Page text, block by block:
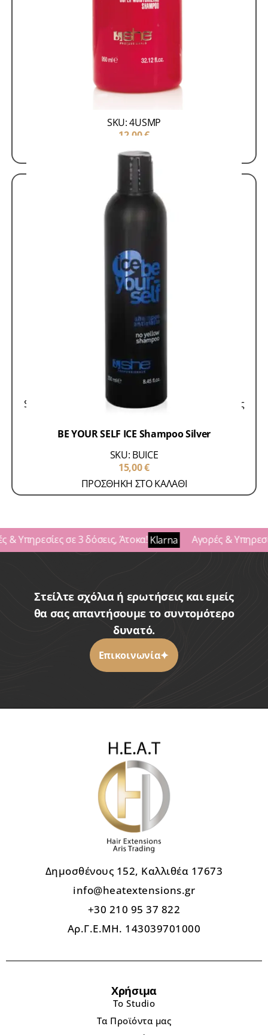
SKU: 4USMP
12,00€
ΠΡΟΣΘΗΚΗ ΣΤΟ ΚΑΛΑΘΙ
Skroutz Μάσκες - Σαμπουάν
Προϊόντα Περιποίησης
BE YOUR SELF ICE Shampoo Silver
SKU: BUICE
15,00€
ΠΡΟΣΘΗΚΗ ΣΤΟ ΚΑΛΑΘΙ
& Υπηρεσίες σε 3 δόσεις, Άτοκα!Klarna Αγορές &
Στείλτε σχόλια ή ερωτήσεις και εμείς
θα σας απαντήσουμε το συντομότερο
δυνατό.
Επικοινωνία
Δημοσθένους 152, Καλλιθέα 17673
info@heatextensions.gr
+30 210 95 37 822
Αρ.Γ.Ε.ΜΗ. 143039701000
Χρήσιμα
Το Studio
Τα Προϊόντα μας